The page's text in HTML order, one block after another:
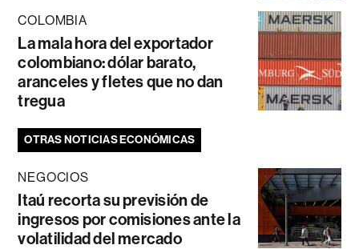
COLOMBIA
La mala hora del exportador
colombiano: dólar barato,
aranceles y fletes que no dan
tregua
OTRAS NOTICIAS ECONÓMICAS
NEGOCIOS
Itaú recorta su previsión de
ingresos por comisiones ante la
volatilidad del mercado